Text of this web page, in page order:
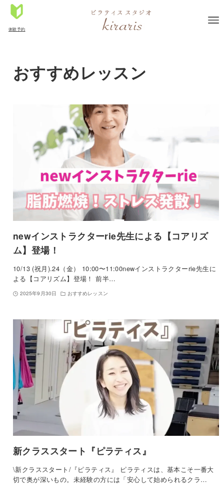
体験予約
おすすめレッスン
newインストラクターrie先生による【コアリズ
ム】登場！
10/13 (祝月).24（金） 10:00〜11:00newインストラクターrie先生に
よる【コアリズム】登場！ 前半…
2025年9月30日 おすすめレッスン
新クラススタート『ピラティス』
\新クラススタート/『ピラティス』 ピラティスは、基本こそ一番大
切で奥が深いもの。未経験の方には「安心して始められるクラ…